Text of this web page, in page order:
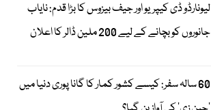
لیونارڈو ڈی کیپریو اور جیف بیزوس کا بڑا قدم: نایاب
جانوروں کو بچانے کے لیے 200 ملین ڈالر کا اعلان
60 سالہ سفر: کیسے کشور کمار کا گانا پوری دنیا میں